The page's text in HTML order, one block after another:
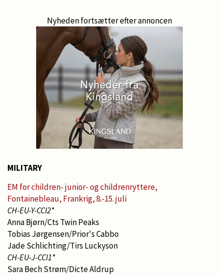
Nyheden fortsætter efter annoncen
MILITARY
EM for children- junior- og childrenryttere,
Fontainebleau, Frankrig, 8.-15. juli
CH-EU-Y-CCI2*
Anna Bjørn/Cts Twin Peaks
Tobias Jørgensen/Prior's Cabbo
Jade Schlichting/Tirs Luckyson
CH-EU-J-CCI1*
Sara Bech Strøm/Dicte Aldrup